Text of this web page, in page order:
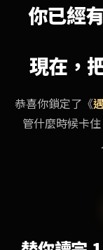
你已經
現在，
恭喜你鎖定了《
管什麼時候卡